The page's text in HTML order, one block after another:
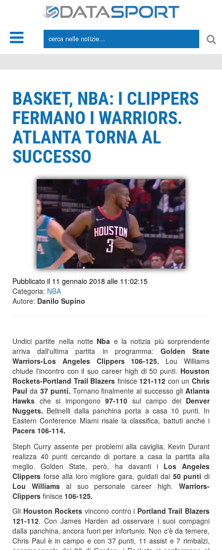
BASKET, NBA: I CLIPPERS
FERMANO I WARRIORS.
ATLANTA TORNA AL
SUCCESSO
Pubblicato il 11 gennaio 2018 alle 11:02:15
Categoria: NBA
Autore: Danilo Supino
Undici partite nella notte Nba e la notizia più sorprendente
arriva dall'ultima partita in programma: Golden State
Warriors-Los Angeles Clippers 106-125. Lou Williams
chiude l'incontro con il suo career high di 50 punti. Houston
Rockets-Portland Trail Blazers finisce 121-112 con unChris
Paul da 37 punti. Tornano finalmente al successo gliAtlanta
Hawks che si impongono 97-110 sul campo dei Denver
Nuggets. Belinelli dalla panchina porta a casa 10 punti. In
Eastern Conference Miami risale la classifica, battuti anche i
Pacers 106-114.
Steph Curry assente per problemi alla caviglia, Kevin Durant
realizza 40 punti cercando di portare a casa la partita alla
meglio. Golden State, però, ha davanti i Los Angeles
Clippers forse alla loro migliore gara, guidati dai 50 punti di
Lou Williamsal suo personale career high.Warriors-
Clippers finisce 106-125.
Gli Houston Rockets vincono contro i Portland Trail Blazers
121-112. Con James Harden ad osservare i suoi compagni
dalla panchina, ancora fuori per infortunio. Non c'è da temere,
Chris Paul è in campo e con 37 punti, 11 assist e 7 rimbalzi,